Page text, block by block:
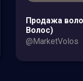
Продажа
Волос)
@MarketVolos